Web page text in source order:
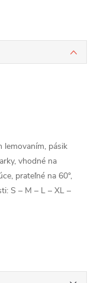
lemovaním, pásik
vhodné na
prateľné na 60°,
S – M – L – XL –